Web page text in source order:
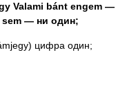
Valami bánt engem —
sem — ни один;
цифра один;